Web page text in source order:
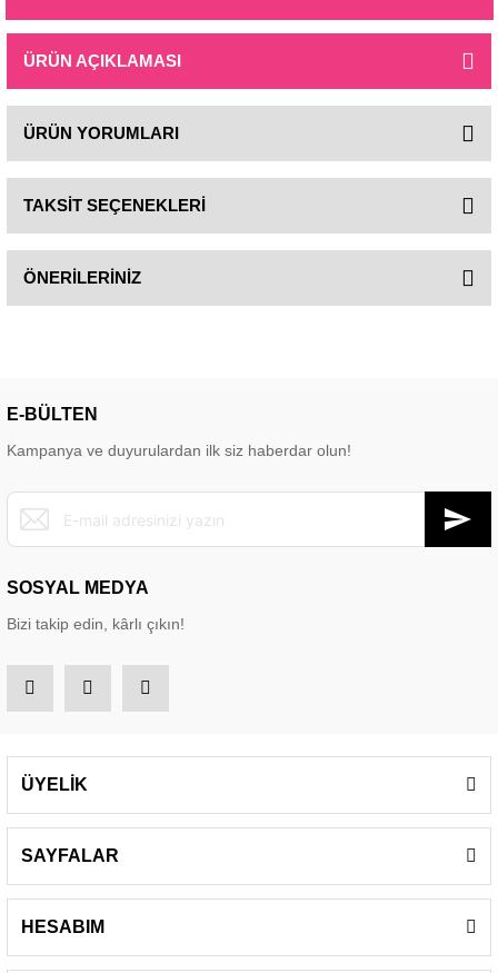
ÜRÜN AÇIKLAMASI
ÜRÜN YORUMLARI
TAKSİT SEÇENEKLERİ
ÖNERİLERİNİZ
E-BÜLTEN
Kampanya ve duyurulardan ilk siz haberdar olun!
SOSYAL MEDYA
Bizi takip edin, kârlı çıkın!
ÜYELİK
SAYFALAR
HESABIM